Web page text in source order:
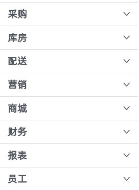
分销审核
分销关系定义
毛利测算
公海客户
自定义模板
规则配置
业务员移动端操作流程
业务员代客下单
后台录单
订单核价
B端订单退补流程
支付流水
收银台、团长，导购核销流程
订单退货全流程
批量核销
合并核销【分销端】
合并核销【收银端】
采购
采购单生成
新增采购员和供应商
手动新增采购单
采购员移动端操作
供应商创建报价单
供应商移动端
手机直接打标，供应商分拣更简单
库房
智能路径规划，散件拣货一趟搞定
SKU绑定货位
入库单据
库存安全阈值
出库单据
电子秤单位切换
溯源
配送
配送路线设置
打印配送单
运费模板操作教程
供应商配送流程
B端运费模板
包装回收送积分
营销
如何在直播间发放积分
如何添加优惠券
商城
商城配置添加删除功能
小程序登录页面背景和图片配置
财务
客户结算对账
客户结算分摊原理
报表
数据看板
员工